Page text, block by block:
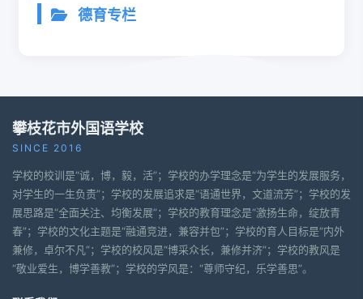
德育专栏
攀枝花市外国语学校
SINCE 2016
学校的校训是“诚，博，毅，活”；学校的办学理念是“为学生的发展服务，
对学生的一生负责”；学校的发展追求是“语通世界，文道流芳”；学校的发
展思路是“全面关注、均衡发展”；学校的教育理念是“激扬生命，绽放青
春”；学校的文化主题是“融通竞进，兼容并包”；学校的育人目标是“内外
兼修，卓尔不凡”；学校的校风是“博采众长，兼修并济”；学校的教风是
“敬业爱生，博学善教”；学校的学风是：“尊师守纪，乐学善思”。